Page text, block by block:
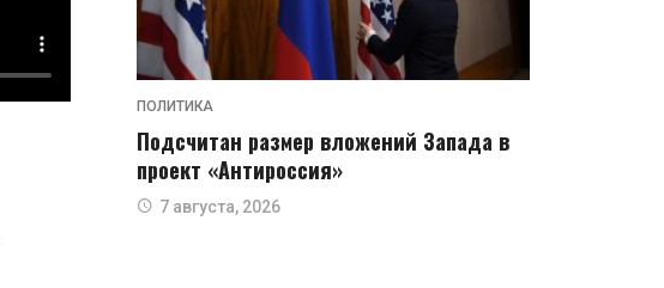
ПОЛИТИКА
Подсчитан размер вложений Запада в
проект «Антироссия»
7 августа, 2026